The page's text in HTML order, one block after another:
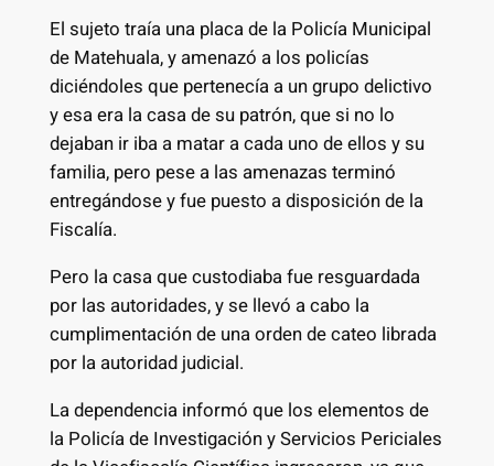
El sujeto traía una placa de la Policía Municipal
de Matehuala, y amenazó a los policías
diciéndoles que pertenecía a un grupo delictivo
y esa era la casa de su patrón, que si no lo
dejaban ir iba a matar a cada uno de ellos y su
familia, pero pese a las amenazas terminó
entregándose y fue puesto a disposición de la
Fiscalía.
Pero la casa que custodiaba fue resguardada
por las autoridades, y se llevó a cabo la
cumplimentación de una orden de cateo librada
por la autoridad judicial.
La dependencia informó que los elementos de
la Policía de Investigación y Servicios Periciales